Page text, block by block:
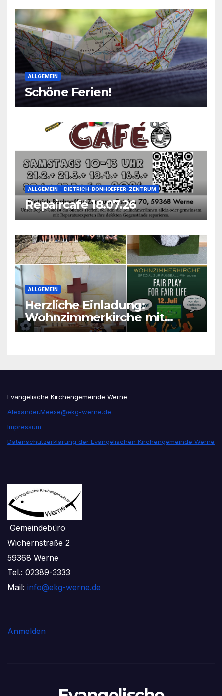
ALLGEMEIN
Schöne Ferien!
ALLGEMEIN DIETRICH-BONHOEFFER-ZENTRUM
Repaircafé 18.07.26
ALLGEMEIN
Herzliche Einladung:
Wohnzimmerkirche mit
unseren Konfis
Evangelische Kirchengemeinde Werne
Alexander.Meese@ekg-werne.de
Impressum
Datenschutzerklärung der Evangelischen Kirchengemeinde Werne
Gemeindebüro
Wichernstraße 2
59368 Werne
Tel.: 02389-3333
Mail: info@ekg-werne.de
Anmelden